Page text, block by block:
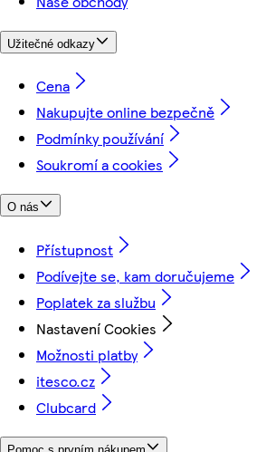
Užitečné odkazy
Cena
Nakupujte online bezpečně
Podmínky používání
Soukromí a cookies
O nás
Přístupnost
Podívejte se, kam doručujeme
Poplatek za službu
Nastavení Cookies
Možnosti platby
itesco.cz
Clubcard